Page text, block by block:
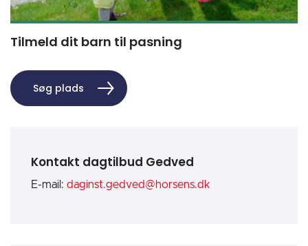
Tilmeld dit barn til pasning
Søg plads
Kontakt dagtilbud Gedved
E-mail: daginst.gedved@horsens.dk